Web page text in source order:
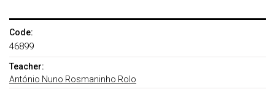
Code:
46899
Teacher:
António Nuno Rosmaninho Rolo